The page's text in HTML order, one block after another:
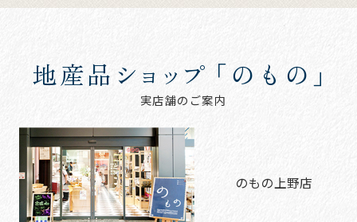
地産品 ショップ「のもの」
実店舗のご案内
のもの上野店